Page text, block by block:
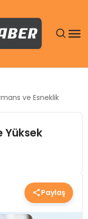
ve Esneklik
Yüksek
Paylaş